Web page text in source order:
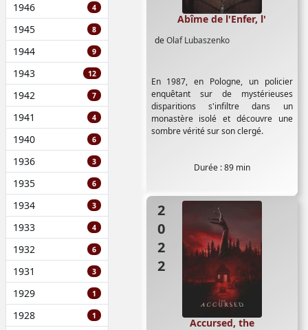
1946 4
1945 8
1944 9
1943 12
1942 7
1941 4
1940 6
1936 3
1935 6
1934 3
1933 4
1932 6
1931 3
1929 1
1928 1
deOlaf Lubaszenko
Abîme de l'Enfer, l'
En 1987, en Pologne, un policier
enquêtant sur de mystérieuses
disparitions s'infiltre dans un
monastère isolé et découvre une
sombre vérité sur son clergé.
Durée : 89 min
2022
Accursed, the